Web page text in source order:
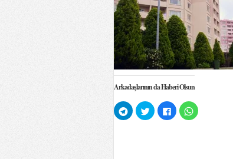
Arkadaşlarının da Haberi Olsun
Telegram'da
paylaşmak
Twitter
üzerinde
paylaşmak
Facebook'ta
paylaşmak
WhatsApp'ta
paylaşmak